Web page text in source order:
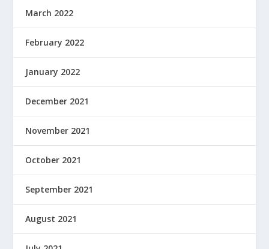
March 2022
February 2022
January 2022
December 2021
November 2021
October 2021
September 2021
August 2021